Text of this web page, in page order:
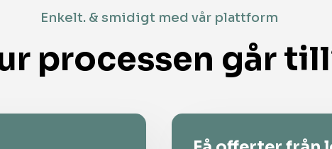
Enkelt. & smidigt med vår plattform
processen går